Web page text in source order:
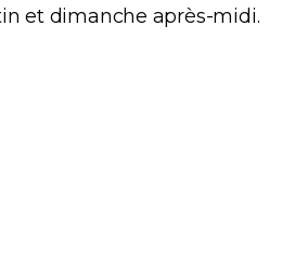
et dimanche après-midi.